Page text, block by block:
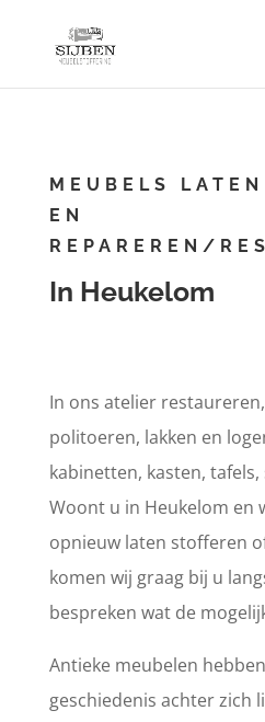
MEUBELS
EN
REPAREREN/
In Heukelom
In ons atelier
politoeren, lakken en
kabinetten, kasten,
Woont u in Heukelom en
opnieuw laten stofferen
komen wij graag bij u
bespreken wat de
Antieke meubelen
geschiedenis achter zich